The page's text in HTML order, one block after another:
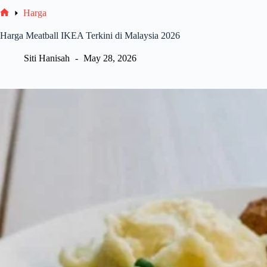
Harga
Harga Meatball IKEA Terkini di Malaysia 2026
Siti Hanisah May 28, 2026